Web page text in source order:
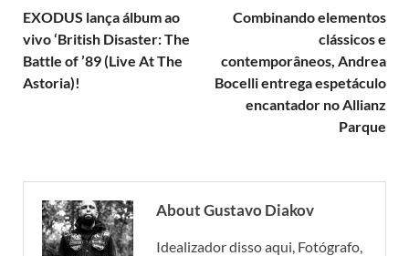
EXODUS lança álbum ao
vivo ‘British Disaster: The
Battle of ’89 (Live At The
Astoria)!
Combinando elementos
clássicos e
contemporâneos, Andrea
Bocelli entrega espetáculo
encantador no Allianz
Parque
About Gustavo Diakov
Idealizador disso aqui, Fotógrafo,